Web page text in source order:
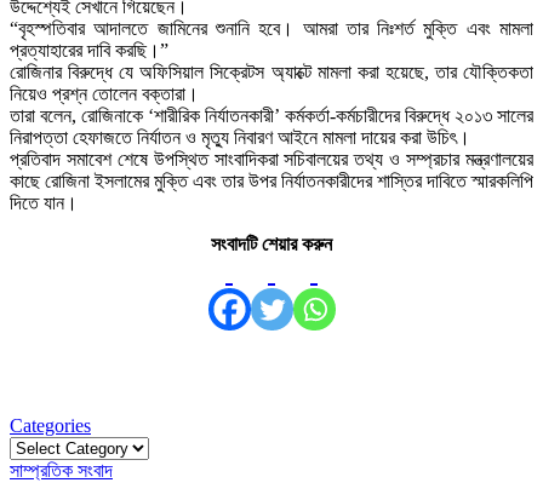
উদ্দেশ্যেই সেখানে গিয়েছেন।
“বৃহস্পতিবার আদালতে জামিনের শুনানি হবে। আমরা তার নিঃশর্ত মুক্তি এবং মামলা
প্রত্যাহারের দাবি করছি।”
রোজিনার বিরুদ্ধে যে অফিসিয়াল সিক্রেটস অ্যাক্টে মামলা করা হয়েছে, তার যৌক্তিকতা
নিয়েও প্রশ্ন তোলেন বক্তারা।
তারা বলেন, রোজিনাকে ‘শারীরিক নির্যাতনকারী’ কর্মকর্তা-কর্মচারীদের বিরুদ্ধে ২০১৩ সালের
নিরাপত্তা হেফাজতে নির্যাতন ও মৃত্যু নিবারণ আইনে মামলা দায়ের করা উচিৎ।
প্রতিবাদ সমাবেশ শেষে উপস্থিত সাংবাদিকরা সচিবালয়ের তথ্য ও সম্প্রচার মন্ত্রণালয়ের
কাছে রোজিনা ইসলামের মুক্তি এবং তার উপর নির্যাতনকারীদের শাস্তির দাবিতে স্মারকলিপি
দিতে যান।
সংবাদটি শেয়ার করুন
Categories
Categories
সাম্প্রতিক সংবাদ